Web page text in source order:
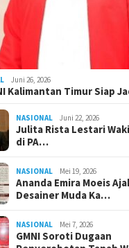
Juni 26, 2026
Kalimantan Timur Siap
NASIONAL Juni 22, 2026
Julita Rista Lestari
di PA…
NASIONAL Mei 19, 2026
Ananda Emira Moeis
Desainer Muda Ka…
NASIONAL Mei 7, 2026
GMNI Soroti Dugaan